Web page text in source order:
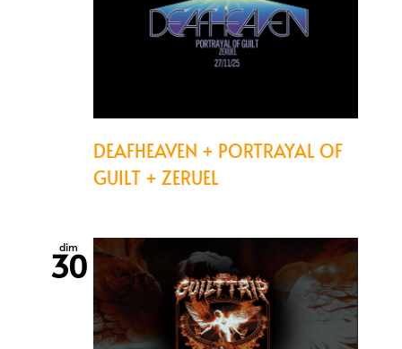
DEAFHEAVEN + PORTRAYAL OF
GUILT + ZERUEL
dim
30